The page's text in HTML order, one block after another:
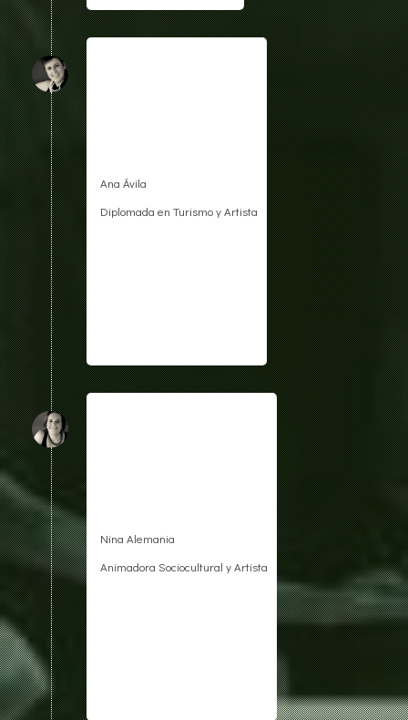
Ana Ávila
Diplomada en Turismo y Artista
Nina Alemania
Animadora Sociocultural y Artista